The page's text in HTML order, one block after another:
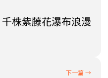
株紫藤花瀑布浪漫